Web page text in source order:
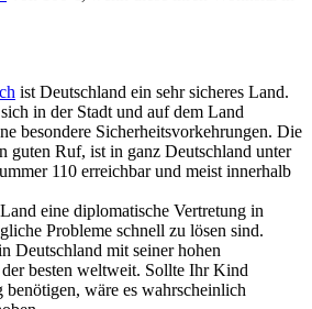
ist Deutschland ein sehr sicheres Land.
in der Stadt und auf dem Land
besondere Sicherheitsvorkehrungen. Die
guten Ruf, ist in ganz Deutschland unter
110 erreichbar und meist innerhalb
eine diplomatische Vertretung in
Probleme schnell zu lösen sind.
Deutschland mit seiner hohen
besten weltweit. Sollte Ihr Kind
benötigen, wäre es wahrscheinlich